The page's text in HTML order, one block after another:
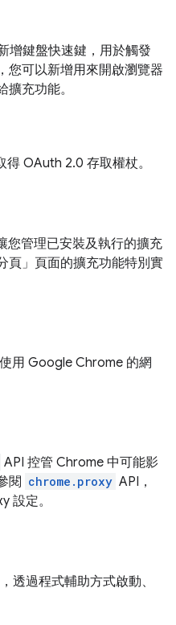
增鍵盤快速鍵，用於觸發
您可以新增用來開啟瀏覽器
充功能。
得 OAuth 2.0 存取權杖。
您管理已安裝及執行的擴充
頁」頁面的擴充功能特別實
用 Google Chrome 的網
API 控管 Chrome 中可能影
閱 chrome.proxy API，
設定。
透過程式輔助方式啟動、